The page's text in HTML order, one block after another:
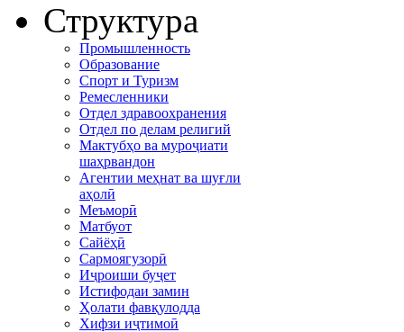
Структура
Промышленность
Образование
Спорт и Туризм
Ремесленники
Отдел здравоохранения
Отдел по делам религий
Мактубҳо ва муроҷиати
шаҳрвандон
Агентии меҳнат ва шуғли
аҳолӣ
Меъморӣ
Матбуот
Сайёҳӣ
Сармоягузорӣ
Иҷроиши буҷет
Истифодаи замин
Ҳолати фавқулодда
Хифзи иҷтимоӣ